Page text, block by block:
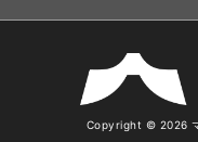
Copyright © 2026